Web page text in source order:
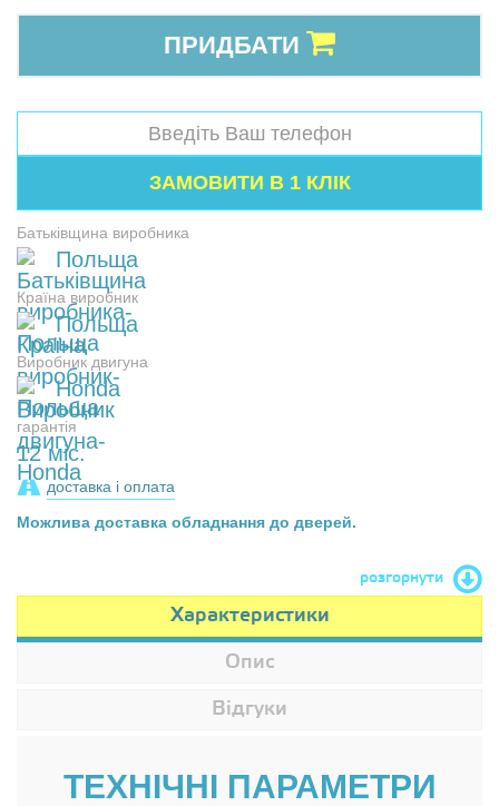
ПРИДБАТИ
Батьківщина виробника
Польща
Країна виробник
Польща
Виробник двигуна
Honda
гарантія
12 міс.
доставка і оплата
Можлива доставка обладнання до дверей.
розгорнути
Характеристики
Опис
Відгуки
ТЕХНІЧНІ ПАРАМЕТРИ